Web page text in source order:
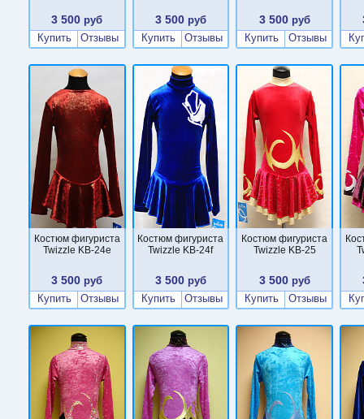
3 500 руб
Купить
Отзывы
3 500 руб
Купить
Отзывы
3 500руб
Купить
Отзывы
Костюм фигуриста
Twizzle KB-24e
3 500 руб
Купить
Отзывы
Костюм фигуриста
Twizzle KB-24f
3 500 руб
Купить
Отзывы
Костюм фигуриста
Twizzle KB-25
3 500руб
Купить
Отзывы